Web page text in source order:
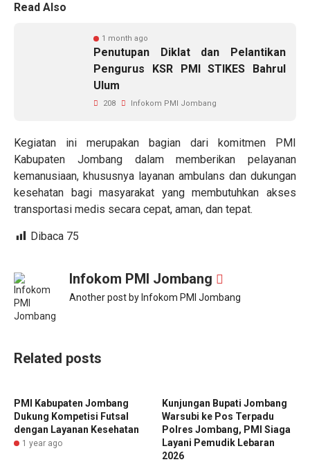
Read Also
1 month ago
Penutupan Diklat dan Pelantikan
Pengurus KSR PMI STIKES Bahrul
Ulum
208 Infokom PMI Jombang
Kegiatan ini merupakan bagian dari komitmen PMI
Kabupaten Jombang dalam memberikan pelayanan
kemanusiaan, khususnya layanan ambulans dan dukungan
kesehatan bagi masyarakat yang membutuhkan akses
transportasi medis secara cepat, aman, dan tepat.
Dibaca 75
Infokom PMI Jombang
Another post by Infokom PMI Jombang
Related posts
PMI Kabupaten Jombang
Dukung Kompetisi Futsal
dengan Layanan Kesehatan
1 year ago
Kunjungan Bupati Jombang
Warsubi ke Pos Terpadu
Polres Jombang, PMI Siaga
Layani Pemudik Lebaran
2026